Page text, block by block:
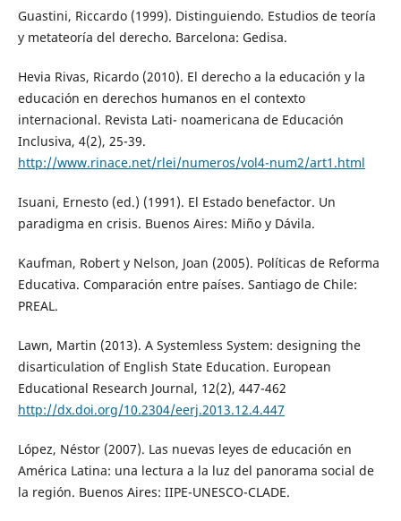
Guastini, Riccardo (1999). Distinguiendo. Estudios de teoría
y metateoría del derecho. Barcelona: Gedisa.
Hevia Rivas, Ricardo (2010). El derecho a la educación y la
educación en derechos humanos en el contexto
internacional. Revista Lati- noamericana de Educación
Inclusiva, 4(2), 25-39.
http://www.rinace.net/rlei/numeros/vol4-num2/art1.html
Isuani, Ernesto (ed.) (1991). El Estado benefactor. Un
paradigma en crisis. Buenos Aires: Miño y Dávila.
Kaufman, Robert y Nelson, Joan (2005). Políticas de Reforma
Educativa. Comparación entre países. Santiago de Chile:
PREAL.
Lawn, Martin (2013). A Systemless System: designing the
disarticulation of English State Education. European
Educational Research Journal, 12(2), 447-462
http://dx.doi.org/10.2304/eerj.2013.12.4.447
López, Néstor (2007). Las nuevas leyes de educación en
América Latina: una lectura a la luz del panorama social de
la región. Buenos Aires: IIPE-UNESCO-CLADE.